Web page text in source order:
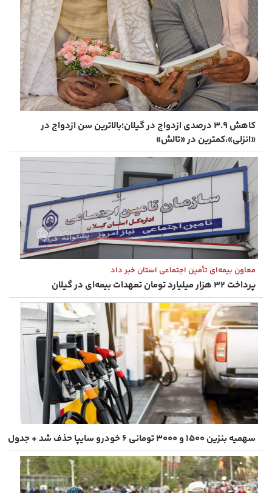
کاهش ۳.۹ درصدی ازدواج‌ در گیلان؛بالاترین سن ازدواج در
«انزلی»،کمترین در «تالش»
معاون بیمه‌ای تأمین اجتماعی استان خبر داد
پرداخت ۳۲ هزار میلیارد تومان تعهدات بیمه‌ای در گیلان
سهمیه بنزین ۱۵۰۰ و ۳۰۰۰ تومانی ۶ خودرو سایپا حذف شد + جدول